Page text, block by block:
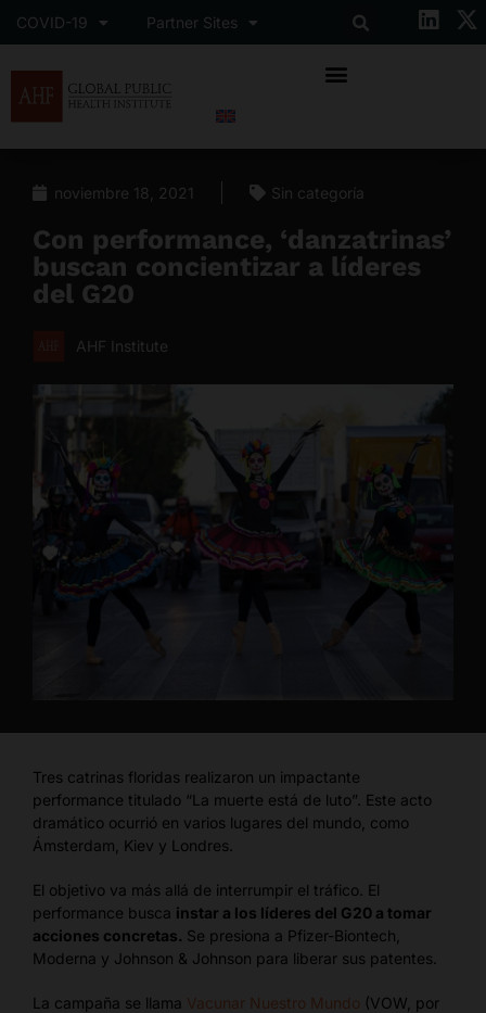
COVID-19 Partner Sites
noviembre 18, 2021 Sin categoría
Con performance, ‘danzatrinas’
buscan concientizar a líderes
del G20
AHF Institute
Tres catrinas floridas realizaron un impactante
performance titulado “La muerte está de luto”. Este acto
dramático ocurrió en varios lugares del mundo, como
Ámsterdam, Kiev y Londres.
El objetivo va más allá de interrumpir el tráfico. El
performance busca instar a los líderes del G20 a tomar
acciones concretas. Se presiona a Pfizer-Biontech,
Moderna y Johnson & Johnson para liberar sus patentes.
La campaña se llama Vacunar Nuestro Mundo (VOW, por